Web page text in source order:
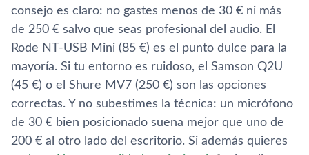
consejo es claro: no gastes menos de 30 € ni más
de 250 € salvo que seas profesional del audio. El
Rode NT-USB Mini (85 €) es el punto dulce para la
mayoría. Si tu entorno es ruidoso, el Samson Q2U
(45 €) o el Shure MV7 (250 €) son las opciones
correctas. Y no subestimes la técnica: un micrófono
de 30 € bien posicionado suena mejor que uno de
200 € al otro lado del escritorio. Si además quieres